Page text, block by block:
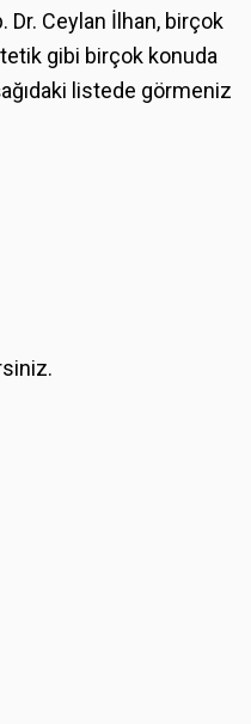
Dr. Ceylan İlhan, birçok
gibi birçok konuda
listede görmeniz